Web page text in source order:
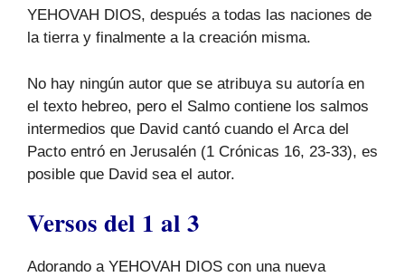
YEHOVAH DIOS, después a todas las naciones de
la tierra y finalmente a la creación misma.
No hay ningún autor que se atribuya su autoría en
el texto hebreo, pero el Salmo contiene los salmos
intermedios que David cantó cuando el Arca del
Pacto entró en Jerusalén (1 Crónicas 16, 23-33), es
posible que David sea el autor.
Versos del 1 al 3
Adorando a YEHOVAH DIOS con una nueva